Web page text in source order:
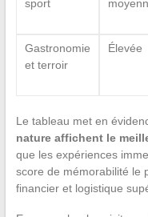
sport
Gastronomie
et terroir
Élevée
Le tableau met en
nature affichent le
que les expériences
score de mémorabilité le
financier et logistique